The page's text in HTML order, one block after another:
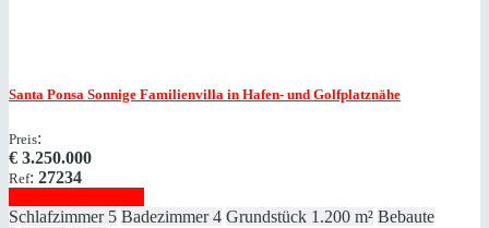
Santa Ponsa Sonnige Familienvilla in Hafen- und Golfplatznähe
Preis:
€ 3.250.000
Ref: 27234
Schlafzimmer 5 Badezimmer 4 Grundstück 1.200 m² Bebaute